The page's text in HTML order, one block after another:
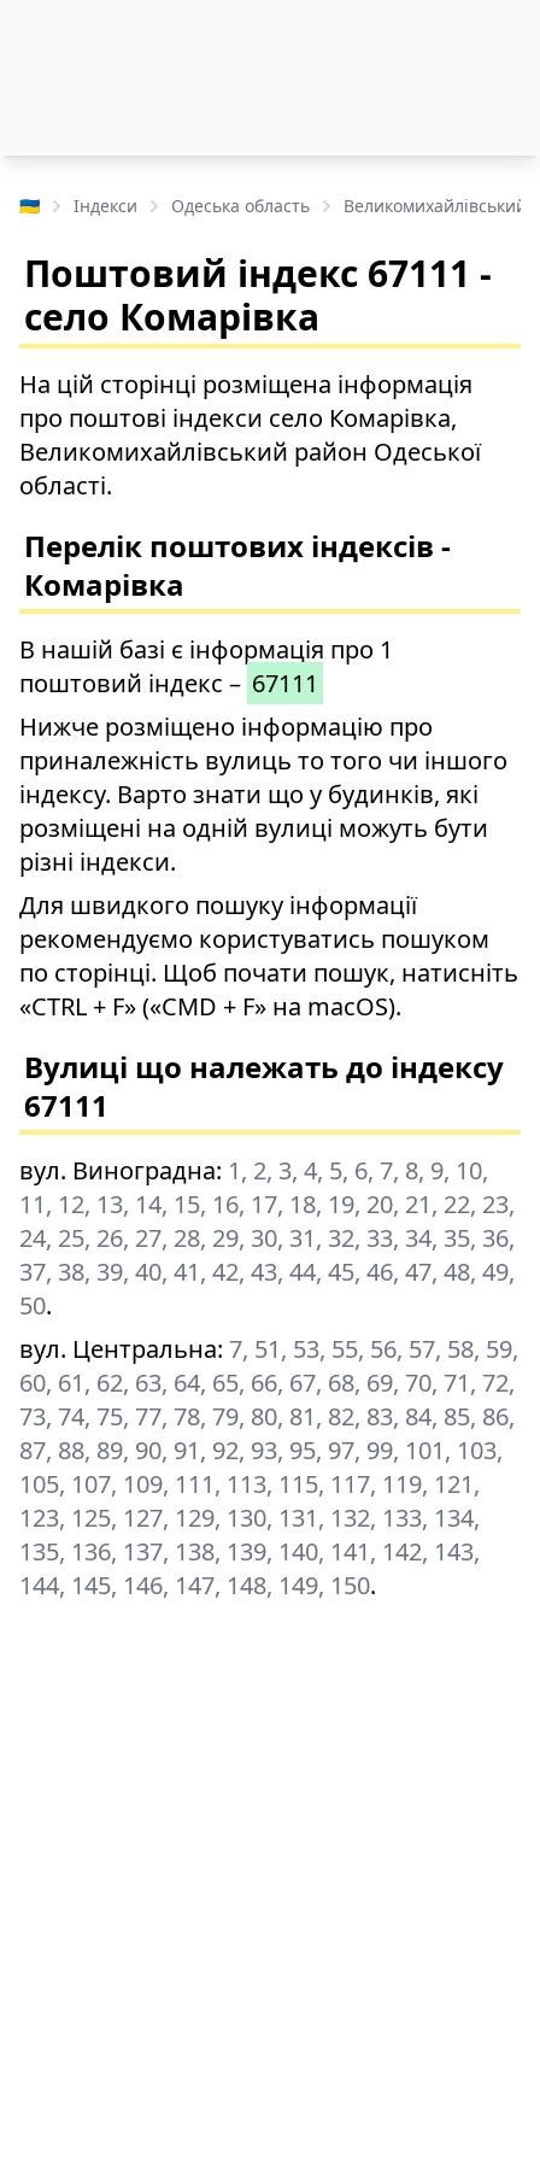
🇺🇦 Індекси Одеська область Великомихайлівський
Поштовий індекс 67111 -
село Комарівка
На цій сторінці розміщена інформація
про поштові індекси село Комарівка,
Великомихайлівський район Одеської
області.
Перелік поштових індексів -
Комарівка
В нашій базі є інформація про 1
поштовий індекс – 67111
Нижче розміщено інформацію про
приналежність вулиць то того чи іншого
індексу. Варто знати що у будинків, які
розміщені на одній вулиці можуть бути
різні індекси.
Для швидкого пошуку інформації
рекомендуємо користуватись пошуком
по сторінці. Щоб почати пошук, натисніть
«CTRL + F» («CMD + F» на macOS).
Вулиці що належать до індексу
67111
вул. Виноградна: 1, 2, 3, 4, 5, 6, 7, 8, 9, 10,
11, 12, 13, 14, 15, 16, 17, 18, 19, 20, 21, 22, 23,
24, 25, 26, 27, 28, 29, 30, 31, 32, 33, 34, 35, 36,
37, 38, 39, 40, 41, 42, 43, 44, 45, 46, 47, 48, 49,
50.
вул. Центральна: 7, 51, 53, 55, 56, 57, 58, 59,
60, 61, 62, 63, 64, 65, 66, 67, 68, 69, 70, 71, 72,
73, 74, 75, 77, 78, 79, 80, 81, 82, 83, 84, 85, 86,
87, 88, 89, 90, 91, 92, 93, 95, 97, 99, 101, 103,
105, 107, 109, 111, 113, 115, 117, 119, 121,
123, 125, 127, 129, 130, 131, 132, 133, 134,
135, 136, 137, 138, 139, 140, 141, 142, 143,
144, 145, 146, 147, 148, 149, 150.